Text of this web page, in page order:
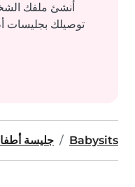
أنشئ ملفك
توصيلك بجليسات
Babysits جليسة